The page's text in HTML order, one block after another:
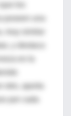
los
muy similar
otro, aporta
por cada